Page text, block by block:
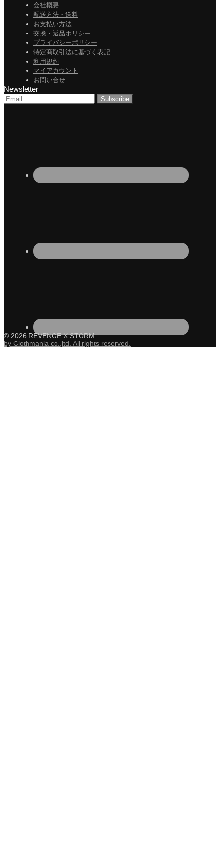
会社概要
配送方法・送料
お支払い方法
交換・返品ポリシー
プライバシーポリシー
特定商取引法に基づく表記
利用規約
マイアカウント
お問い合せ
Newsletter
© 2026 REVENGE X STORM
by Clothmania co.,ltd. All rights reserved.